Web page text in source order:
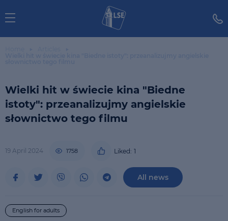
Wielki hit w świecie kina "Biedne
istoty": przeanalizujmy angielskie
słownictwo tego filmu
19 April 2024 1758 Liked: 1
All news
English for adults